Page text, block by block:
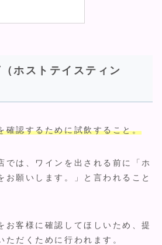
ホストテイスティン
確認するために試飲すること。
では、ワインを出される前に「ホ
お願いします。」と言われること
お客様に確認してほしいため、提
ただくために行われます。